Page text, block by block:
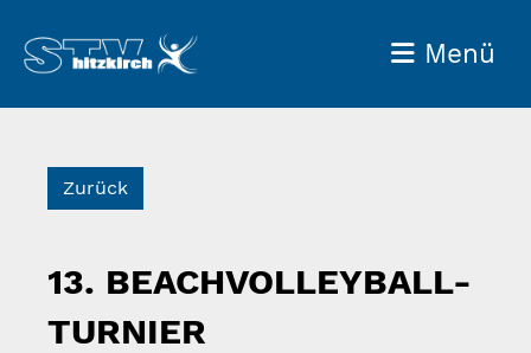
Menü
Zurück
13. BEACHVOLLEYBALL-
TURNIER